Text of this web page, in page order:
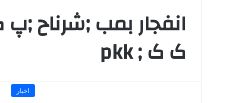
انفجار بمب ;شرناح
ک ک ; pkk
اخبار